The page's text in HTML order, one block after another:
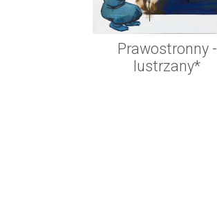
Prawostronny -
lustrzany*